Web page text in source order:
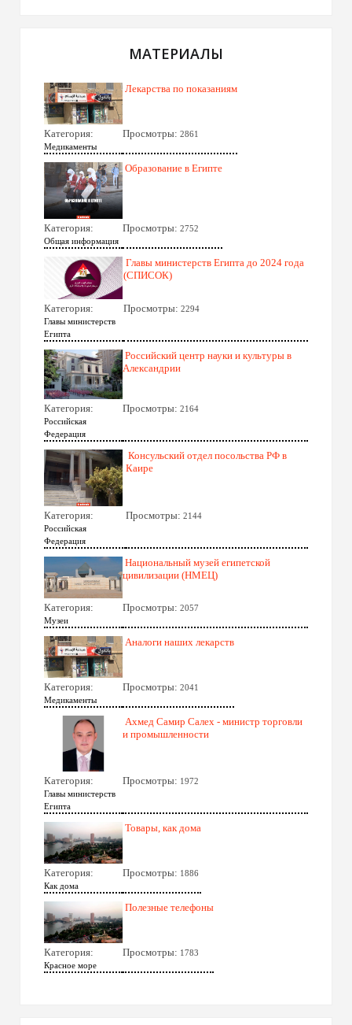
МАТЕРИАЛЫ
Лекарства по показаниям
Категория:
Медикаменты
Просмотры: 2861
Образование в Египте
Категория:
Общая информация
Просмотры: 2752
Главы министерств Египта до 2024 года
(СПИСОК)
Категория:
Главы министерств
Египта
Просмотры: 2294
Российский центр науки и культуры в
Александрии
Категория:
Российская
Федерация
Просмотры: 2164
Консульский отдел посольства РФ в
Каире
Категория:
Российская
Федерация
Просмотры: 2144
Национальный музей египетской
цивилизации (НМЕЦ)
Категория:
Музеи
Просмотры: 2057
Аналоги наших лекарств
Категория:
Медикаменты
Просмотры: 2041
Ахмед Самир Салех - министр торговли
и промышленности
Категория:
Главы министерств
Египта
Просмотры: 1972
Товары, как дома
Категория:
Как дома
Просмотры: 1886
Полезные телефоны
Категория:
Красное море
Просмотры: 1783